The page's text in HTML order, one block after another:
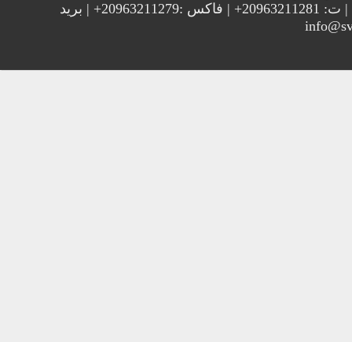
العنوان : جامعة جنوب الوادي 83523 قنا - جمهورية مصر العربية | ت: 20963211281+ | فاكس :20963211279+ | بريد